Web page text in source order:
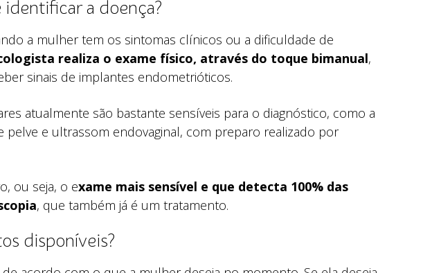
identificar a doença?
a mulher tem os sintomas clínicos ou a dificuldade de
realiza o exame físico, através do toque bimanual,
sinais de implantes endometrióticos.
atualmente são bastante sensíveis para o diagnóstico, como a
pelve e ultrassom endovaginal, com preparo realizado por
ou seja, o exame mais sensível e que detecta 100% das
, que também já é um tratamento.
disponíveis?